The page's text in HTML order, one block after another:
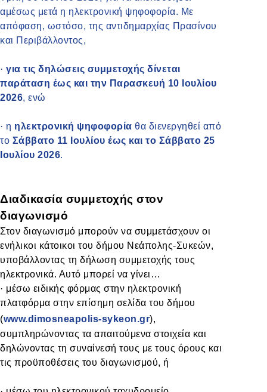
αμέσως μετά η ηλεκτρονική ψηφοφορία. Με
απόφαση, ωστόσο, της αντιδημαρχίας Πρασίνου
και Περιβάλλοντος,
· για τις δηλώσεις συμμετοχής δίνεται
παράταση έως και την Παρασκευή 10 Ιουλίου
2026, ενώ
· η ηλεκτρονική ψηφοφορία θα διενεργηθεί από
το Σάββατο 11 Ιουλίου έως και το Σάββατο 25
Ιουλίου 2026.
Διαδικασία συμμετοχής στον
διαγωνισμό
Στον διαγωνισμό μπορούν να συμμετάσχουν οι
ενήλικοι κάτοικοι του δήμου Νεάπολης-Συκεών,
υποβάλλοντας τη δήλωση συμμετοχής τους
ηλεκτρονικά. Αυτό μπορεί να γίνει…
· μέσω ειδικής φόρμας στην ηλεκτρονική
πλατφόρμα στην επίσημη σελίδα του δήμου
(www.dimosneapolis-sykeon.gr),
συμπληρώνοντας τα απαιτούμενα στοιχεία και
δηλώνοντας τη συναίνεσή τους με τους όρους και
τις προϋποθέσεις του διαγωνισμού, ή